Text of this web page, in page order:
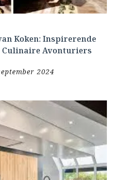
Koken: Inspirerende
Culinaire Avonturiers
2024